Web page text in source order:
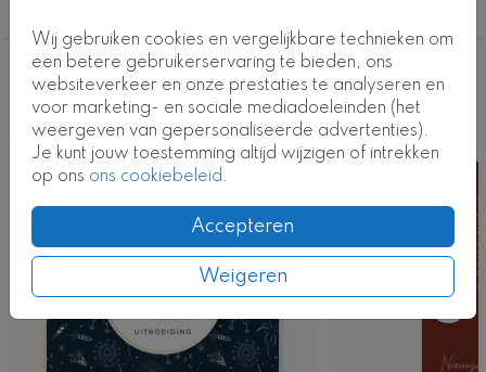
Wij gebruiken cookies en vergelijkbare technieken om
een betere gebruikerservaring te bieden, ons
websiteverkeer en onze prestaties te analyseren en
voor marketing- en sociale mediadoeleinden (het
weergeven van gepersonaliseerde advertenties).
Je kunt jouw toestemming altijd wijzigen of intrekken
op ons ons cookiebeleid.
Accepteren
Weigeren
Kaartcode: ZK-0879-2
Deze ontwerpen vind je misschien ook
leuk